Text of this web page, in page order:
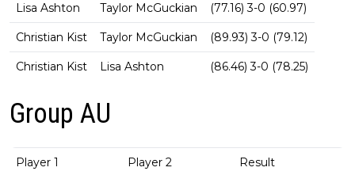
Lisa Ashton Taylor McGuckian (77.16) 3-0 (60.97)
Christian Kist Taylor McGuckian (89.93) 3-0 (79.12)
Christian Kist Lisa Ashton (86.46) 3-0 (78.25)
Group AU
Player 1 Player 2 Result